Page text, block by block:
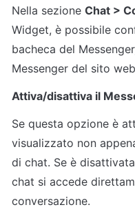
Nella sezione Chat >
Widget, è possibile
bacheca del
Messenger del sito
Attiva/disattiva il
Se questa opzione è
visualizzato non
di chat. Se è
chat si accede
conversazione.